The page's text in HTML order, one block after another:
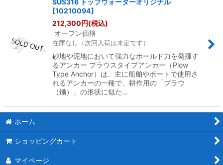
[10210094]
212,300円(税込)
オープン価格
在庫なし（次回入荷は未定です）
砂地や泥地において強力なホールド力を発揮す
るアンカー プラウスタイプアンカー（Plow
Type Anchor）は、主に船舶やボートで使用さ
れるアンカーの一種で、耕作用の「プラウ
（鋤）」の形状に似た…
ホーム
ショッピングカート
マイページ